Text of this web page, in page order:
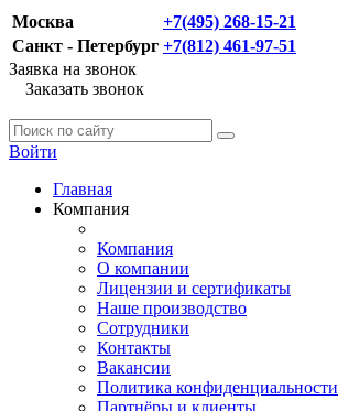
Москва
+7(495) 268-15-21
Санкт - Петербург +7(812) 461-97-51
Заявка на звонок
Заказать звонок
Войти
Главная
Компания
Компания
О компании
Лицензии и сертификаты
Наше производство
Сотрудники
Контакты
Вакансии
Политика конфиденциальности
Партнёры и клиенты